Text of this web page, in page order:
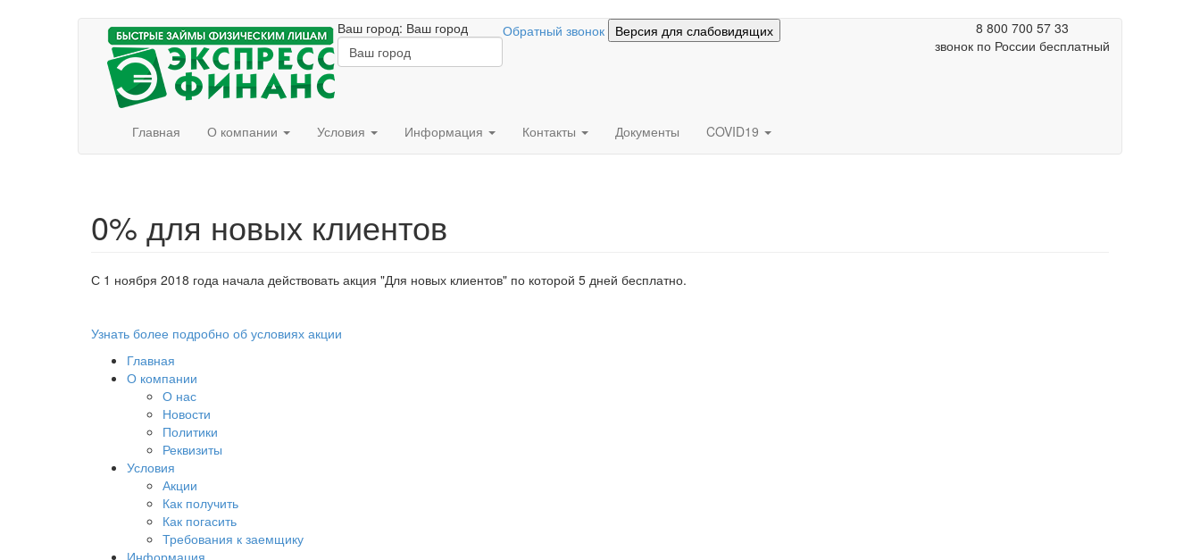
Ваш город: Ваш город
8 800 700 57 33
звонок по России бесплатный
Обратный звонок Версия для слабовидящих
Главная О компании Условия Информация Контакты Документы COVID19
0% для новых клиентов
С 1 ноября 2018 года начала действовать акция "Для новых клиентов" по которой 5 дней бесплатно.
Узнать более подробно об условиях акции
Главная
О компании
О нас
Новости
Политики
Реквизиты
Условия
Акции
Как получить
Как погасить
Требования к заемщику
Информация